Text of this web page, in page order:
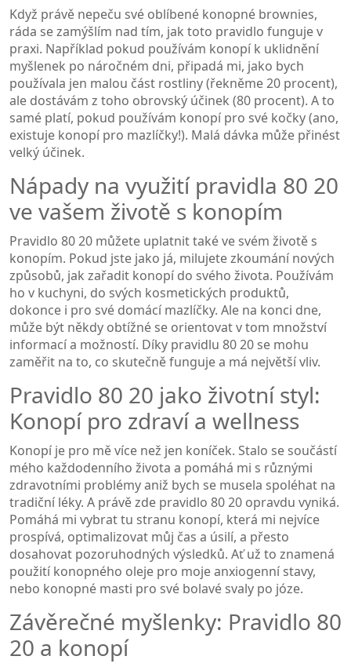
Když právě nepeču své oblíbené konopné brownies,
ráda se zamýšlím nad tím, jak toto pravidlo funguje v
praxi. Například pokud používám konopí k uklidnění
myšlenek po náročném dni, připadá mi, jako bych
používala jen malou část rostliny (řekněme 20 procent),
ale dostávám z toho obrovský účinek (80 procent). A to
samé platí, pokud používám konopí pro své kočky (ano,
existuje konopí pro mazlíčky!). Malá dávka může přinést
velký účinek.
Nápady na využití pravidla 80 20
ve vašem životě s konopím
Pravidlo 80 20 můžete uplatnit také ve svém životě s
konopím. Pokud jste jako já, milujete zkoumání nových
způsobů, jak zařadit konopí do svého života. Používám
ho v kuchyni, do svých kosmetických produktů,
dokonce i pro své domácí mazlíčky. Ale na konci dne,
může být někdy obtížné se orientovat v tom množství
informací a možností. Díky pravidlu 80 20 se mohu
zaměřit na to, co skutečně funguje a má největší vliv.
Pravidlo 80 20 jako životní styl:
Konopí pro zdraví a wellness
Konopí je pro mě více než jen koníček. Stalo se součástí
mého každodenního života a pomáhá mi s různými
zdravotními problémy aniž bych se musela spoléhat na
tradiční léky. A právě zde pravidlo 80 20 opravdu vyniká.
Pomáhá mi vybrat tu stranu konopí, která mi nejvíce
prospívá, optimalizovat můj čas a úsilí, a přesto
dosahovat pozoruhodných výsledků. Ať už to znamená
použití konopného oleje pro moje anxiogenní stavy,
nebo konopné masti pro své bolavé svaly po józe.
Závěrečné myšlenky: Pravidlo 80
20 a konopí